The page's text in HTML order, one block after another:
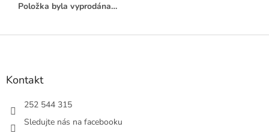
Položka byla vyprodána…
Z
Kontakt
252 544 315
Sledujte nás na facebooku